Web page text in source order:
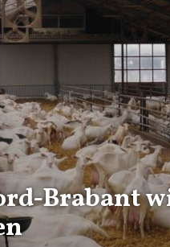
Brabant